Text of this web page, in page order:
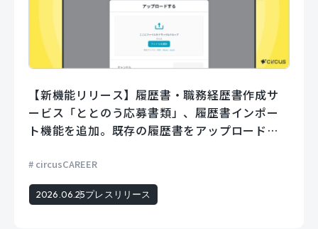
【新機能リリース】履歴書・職務経歴書作成サ
ービス「ととのう応募書類」、履歴書インポー
ト機能を追加。既存の履歴書をアップロードす
circusCAREER
2026.06.25プレスリリース